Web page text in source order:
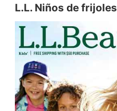
L.L. Niños de frijoles